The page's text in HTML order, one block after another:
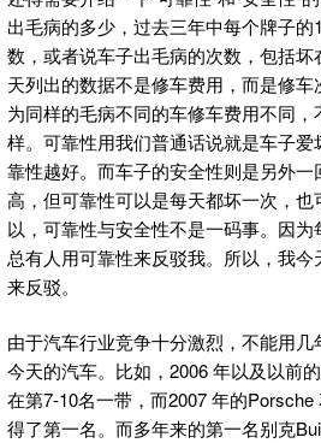
出毛病的多少，过去三年中每个牌子
数，或者说车子出毛病的次数，包括
天列出的数据不是修车费用，而是修
为同样的毛病不同的车修车费用不同
样。可靠性用我们普通话说就是车子
靠性越好。而车子的安全性则是另外
高，但可靠性可以是每天都坏一次，
以，可靠性与安全性不是一码事。因为
总有人用可靠性来反驳我。所以，我
来反驳。
由于汽车行业竞争十分激烈，不能用
今天的汽车。比如，2006 年以及以前
在第7-10名一带，而2007 年的
得了第一名。而多年来的第一名别克